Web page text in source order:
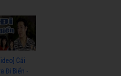
Cải
Đi Biển -